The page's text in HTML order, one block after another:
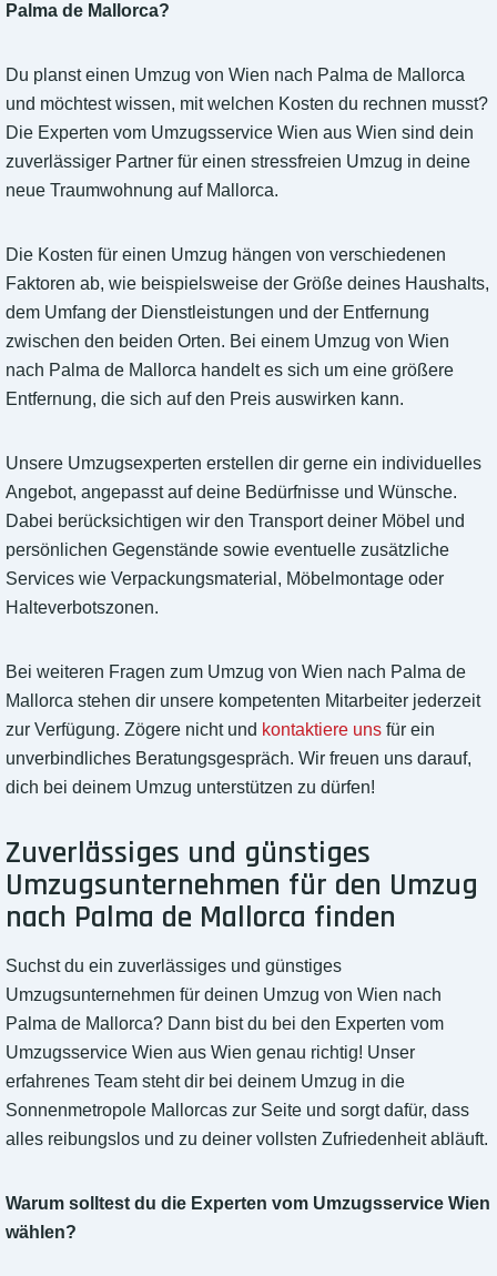
Palma de Mallorca?
Du planst einen Umzug von Wien nach Palma de Mallorca
und möchtest wissen, mit welchen Kosten du rechnen musst?
Die Experten vom Umzugsservice Wien aus Wien sind dein
zuverlässiger Partner für einen stressfreien Umzug in deine
neue Traumwohnung auf Mallorca.
Die Kosten für einen Umzug hängen von verschiedenen
Faktoren ab, wie beispielsweise der Größe deines Haushalts,
dem Umfang der Dienstleistungen und der Entfernung
zwischen den beiden Orten. Bei einem Umzug von Wien
nach Palma de Mallorca handelt es sich um eine größere
Entfernung, die sich auf den Preis auswirken kann.
Unsere Umzugsexperten erstellen dir gerne ein individuelles
Angebot, angepasst auf deine Bedürfnisse und Wünsche.
Dabei berücksichtigen wir den Transport deiner Möbel und
persönlichen Gegenstände sowie eventuelle zusätzliche
Services wie Verpackungsmaterial, Möbelmontage oder
Halteverbotszonen.
Bei weiteren Fragen zum Umzug von Wien nach Palma de
Mallorca stehen dir unsere kompetenten Mitarbeiter jederzeit
zur Verfügung. Zögere nicht und kontaktiere uns für ein
unverbindliches Beratungsgespräch. Wir freuen uns darauf,
dich bei deinem Umzug unterstützen zu dürfen!
Zuverlässiges und günstiges
Umzugsunternehmen für den Umzug
nach Palma de Mallorca finden
Suchst du ein zuverlässiges und günstiges
Umzugsunternehmen für deinen Umzug von Wien nach
Palma de Mallorca? Dann bist du bei den Experten vom
Umzugsservice Wien aus Wien genau richtig! Unser
erfahrenes Team steht dir bei deinem Umzug in die
Sonnenmetropole Mallorcas zur Seite und sorgt dafür, dass
alles reibungslos und zu deiner vollsten Zufriedenheit abläuft.
Warum solltest du die Experten vom Umzugsservice Wien
wählen?